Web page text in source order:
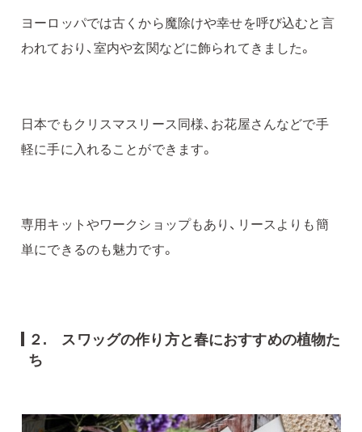
ヨーロッパでは古くから魔除けや幸せを呼び込むと言
われており、室内や玄関などに飾られてきました。
日本でもクリスマスリース同様、お花屋さんなどで手
軽に手に入れることができます。
専用キットやワークショップもあり、リースよりも簡
単にできるのも魅力です。
２. スワッグの作り方と春におすすめの植物た
ち